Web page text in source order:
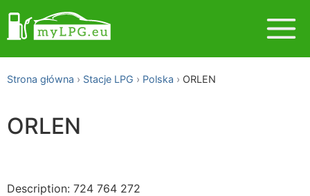
Strona główna Stacje LPG Polska ORLEN
ORLEN
Description: 724 764 272